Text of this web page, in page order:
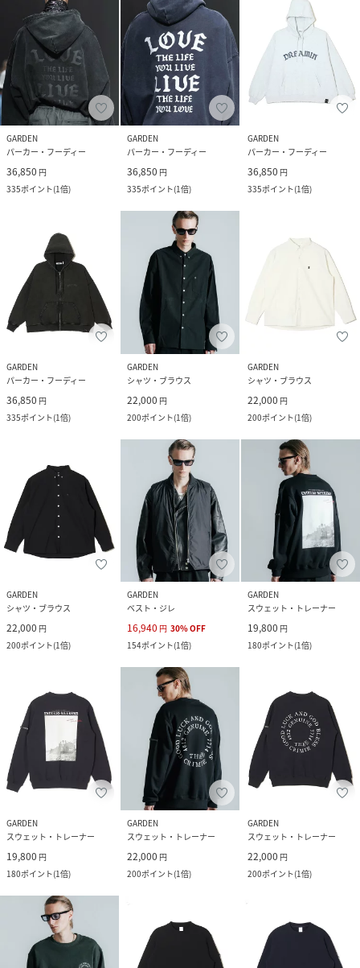
GARDEN
パーカー・フーディー
36,850 円
335ポイント(1倍)
GARDEN
パーカー・フーディー
36,850 円
335ポイント(1倍)
GARDEN
パーカー・フーディー
36,850 円
335ポイント(1倍)
GARDEN
パーカー・フーディー
36,850 円
335ポイント(1倍)
GARDEN
シャツ・ブラウス
22,000 円
200ポイント(1倍)
GARDEN
シャツ・ブラウス
22,000 円
200ポイント(1倍)
GARDEN
シャツ・ブラウス
22,000 円
200ポイント(1倍)
GARDEN
ベスト・ジレ
16,940 円 30%OFF
154ポイント(1倍)
GARDEN
スウェット・トレーナー
19,800 円
180ポイント(1倍)
GARDEN
スウェット・トレーナー
19,800 円
180ポイント(1倍)
GARDEN
スウェット・トレーナー
22,000 円
200ポイント(1倍)
GARDEN
スウェット・トレーナー
22,000 円
200ポイント(1倍)